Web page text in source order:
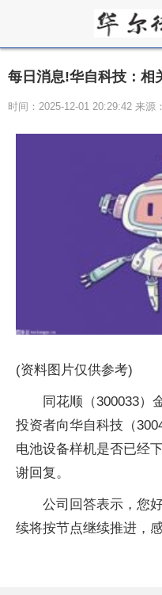
每日消息!华自科技：相
时间：2025-12-01 20:29:42 来源
(资料图片仅供参考)
同花顺（300033）
投资者向华自科技（
电池设备样机是否已经
谢回复。
公司回答表示，您
续将按节点继续推进，